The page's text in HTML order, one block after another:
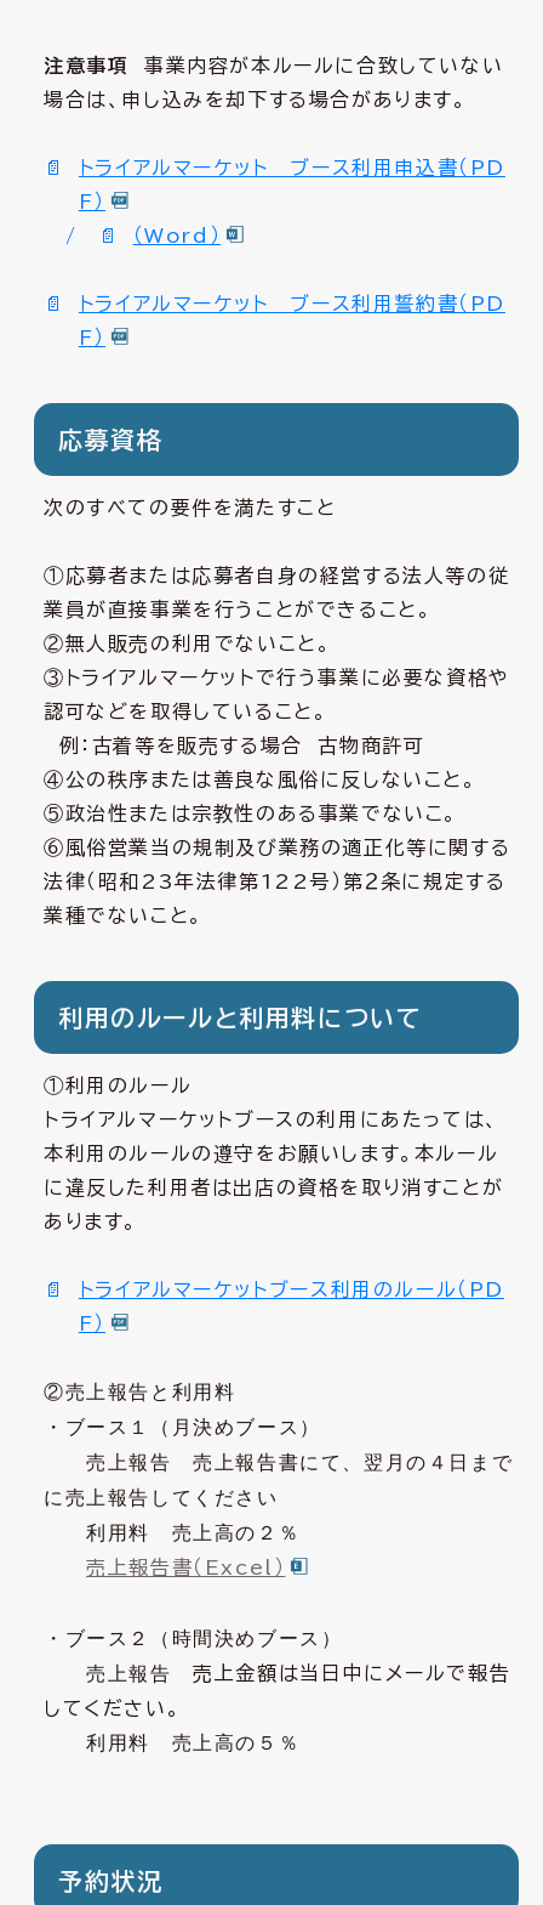
注意事項
事業内容が本ルールに合致していない
場合は、申し込みを却下する場合があります。
トライアルマーケット ブース利用申込書（PD
F）
/
（Word）
トライアルマーケット ブース利用誓約書（PD
F）
応募資格
次のすべての要件を満たすこと
①応募者または応募者自身の経営する法人等の従
業員が直接事業を行うことができること。
②無人販売の利用でないこと。
③トライアルマーケットで行う事業に必要な資格や
認可などを取得していること。
例：古着等を販売する場合 古物商許可
④公の秩序または善良な風俗に反しないこと。
⑤政治性または宗教性のある事業でないこ。
⑥風俗営業当の規制及び業務の適正化等に関する
法律（昭和 23年法律第122号）第２条に規定する
業種でないこと。
利用のルールと利用料について
①利用のルール
トライアルマーケットブースの利用にあたっては、
本利用のルールの遵守をお願いします。本ルール
に違反した利用者は出店の資格を取り消すことが
あります。
トライアルマーケットブース利用のルール（PD
F）
②売上報告と利用料
・ブース１（月決めブース）
売上報告 売上報告書にて、翌月の４日まで
に売上報告してください
利用料 売上高の２％
売上報告書（Excel）
・ブース２（時間決めブース）
売上報告売上金額は当日中にメールで報告
してください。
利用料 売上高の５％
予約状況